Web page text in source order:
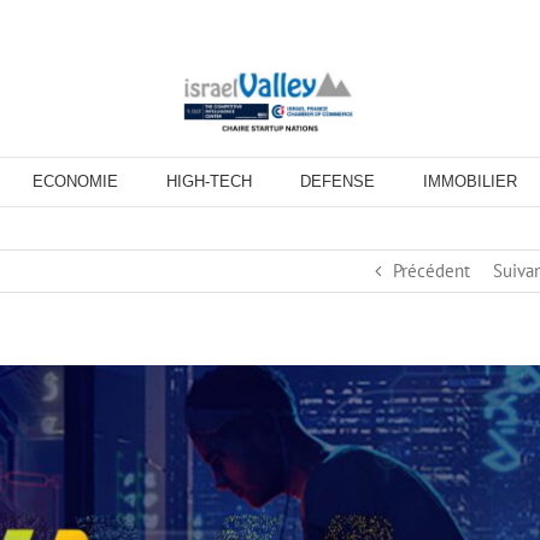
ECONOMIE HIGH-TECH DEFENSE IMMOBILIER
Précédent